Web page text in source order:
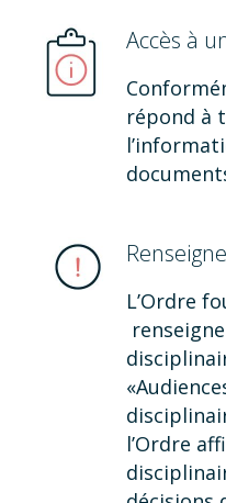
Accès à
répond à
L’Ordre
l’Ordre